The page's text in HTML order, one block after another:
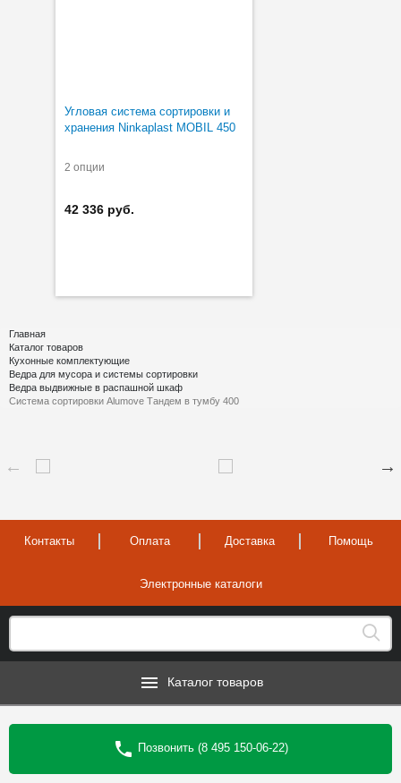
Угловая система сортировки и
хранения Ninkaplast MOBIL 450
2 опции
42 336 руб.
Главная
Каталог товаров
Кухонные комплектующие
Ведра для мусора и системы сортировки
Ведра выдвижные в распашной шкаф
Система сортировки Alumove Тандем в тумбу 400
Контакты Оплата Доставка Помощь
Электронные каталоги
Каталог товаров
Позвонить (8 495 150-06-22)